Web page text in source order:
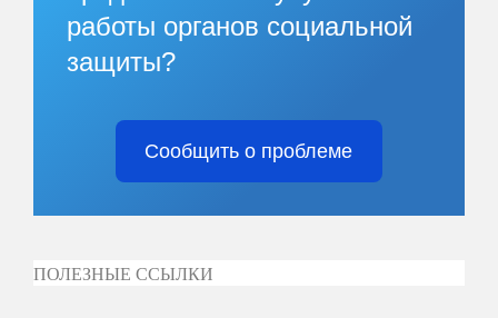
работы органов социальной
защиты?
Сообщить о проблеме
ПОЛЕЗНЫЕ ССЫЛКИ